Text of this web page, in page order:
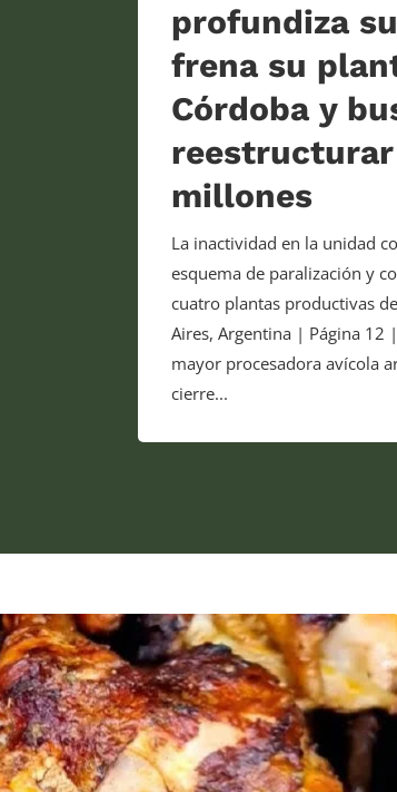
profundiza
frena su
Córdoba y
reestructurar
millones
La inactividad en la unidad
esquema de paralización y
cuatro plantas productivas
Aires, Argentina | Página 12
mayor procesadora avícola
cierre...